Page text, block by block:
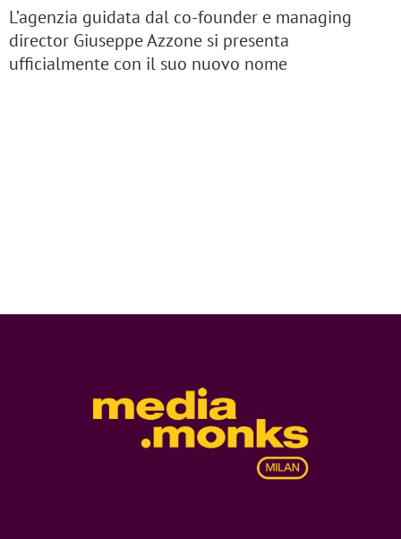
L’agenzia guidata dal co-founder e managing
director Giuseppe Azzone si presenta
ufficialmente con il suo nuovo nome